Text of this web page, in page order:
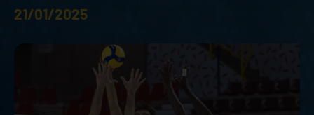
21/01/2025